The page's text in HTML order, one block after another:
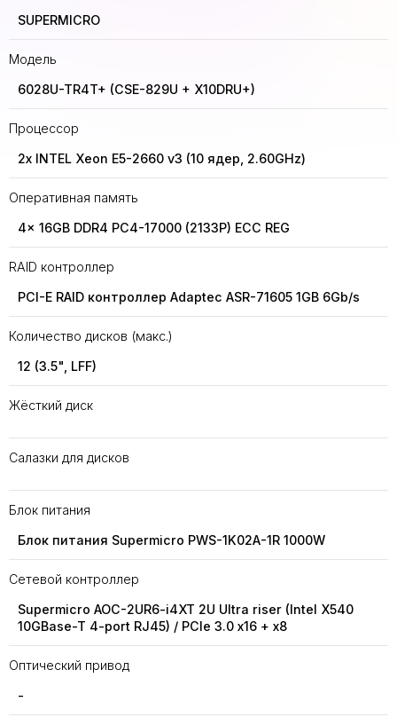
SUPERMICRO
Модель
6028U-TR4T+ (CSE-829U + X10DRU+)
Процессор
2x INTEL Xeon E5-2660 v3 (10 ядер, 2.60GHz)
Оперативная память
4x 16GB DDR4 PC4-17000 (2133P) ECC REG
RAID контроллер
PCI-E RAID контроллер Adaptec ASR-71605 1GB 6Gb/s
Количество дисков (макс.)
12 (3.5", LFF)
Жёсткий диск
Салазки для дисков
Блок питания
Блок питания Supermicro PWS-1K02A-1R 1000W
Сетевой контроллер
Supermicro AOC-2UR6-i4XT 2U Ultra riser (Intel X540
10GBase-T 4-port RJ45) / PCIe 3.0 x16 + x8
Оптический привод
-